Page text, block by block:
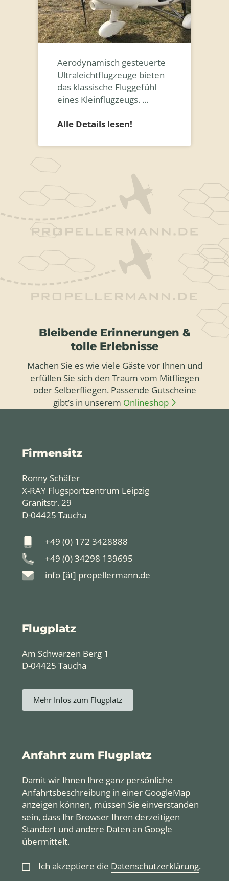
Aerodynamisch gesteuerte
Ultraleichtflugzeuge bieten
das klassische Fluggefühl
eines Kleinflugzeugs. ...
Alle Details lesen!
Bleibende Erinnerungen &
tolle Erlebnisse
Machen Sie es wie viele Gäste vor Ihnen und
erfüllen Sie sich den Traum vom Mitfliegen
oder Selberfliegen. Passende Gutscheine
gibt’s in unserem Onlineshop
Firmensitz
Ronny Schäfer
X-RAY Flugsportzentrum Leipzig
Granitstr. 29
D-04425 Taucha
+49 (0) 172 3428888
+49 (0) 34298 139695
info [ät] propellermann.de
Anfahrt zum Flugplatz
Damit wir Ihnen Ihre ganz persönliche
Anfahrtsbeschreibung in einer GoogleMap
anzeigen können, müssen Sie einverstanden
sein, dass Ihr Browser Ihren derzeitigen
Standort und andere Daten an Google
übermittelt.
Ich akzeptiere die Datenschutzerklärung.
Flugplatz
Am Schwarzen Berg 1
D-04425 Taucha
Mehr Infos zum Flugplatz